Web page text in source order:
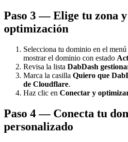
Paso 3 — Elige tu zona
optimización
Selecciona tu dominio en el menú
mostrar el dominio con estado
Revisa la lista DabDash
Marca la casilla Quiero que
de Cloudflare.
Haz clic en Conectar y
Paso 4 — Conecta tu
personalizado